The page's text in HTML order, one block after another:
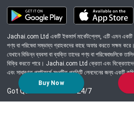
Buy Now
Jachai.com Ltd একটি ইকমার্স মার্কেটপ্লেস, এটি এমন একটি
পণ্য বা পরিষেবা সম্ভাব্য গ্রাহকদের কাছে অফার করতে সক্ষম
যেখানে বিভিন্ন ব্যবসা বা ব্যক্তি তাদের পণ্য বা পরিষেবাগুলিকে
বিক্রি করতে পারে। Jachai.com Ltd ক্রেতা এবং বিক্রেতাদের
এবং সাধারণত প্ল্যাটফর্মে সংঘটিত প্রতিটি লেনদেনের জন্য একটি
Got Question? Call us 24/7